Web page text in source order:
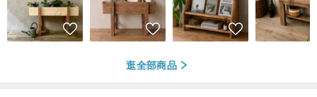
逛全部商品